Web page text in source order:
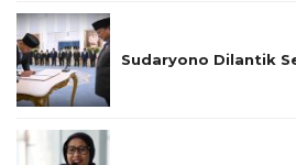
Sudaryono Dilantik